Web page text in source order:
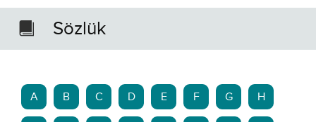
Sözlük
A B C D E F G H